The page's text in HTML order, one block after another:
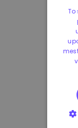
To